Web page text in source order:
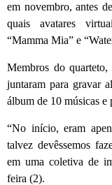
em novembro, antes
quais avatares
“Mamma Mia” e
Membros do
juntaram para gravar
álbum de 10 músicas e
“No início, eram
talvez devêssemos
em uma coletiva de
feira (2).